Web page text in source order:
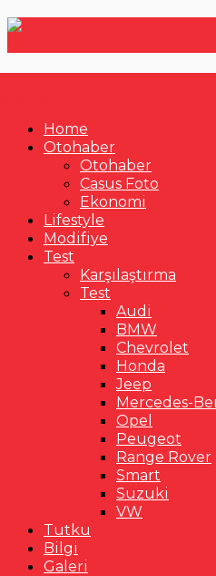
Home
Otohaber
Otohaber
Casus Foto
Ekonomi
Lifestyle
Modifiye
Test
Karşılaştırma
Test
Audi
BMW
Chevrolet
Honda
Jeep
Mercedes-
Opel
Peugeot
Range Rover
Smart
Suzuki
VW
Tutku
Bilgi
Galeri